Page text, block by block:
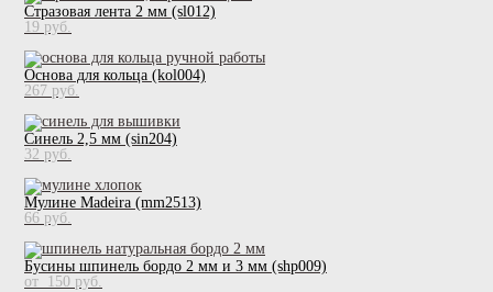
Стразовая лента 2 мм (sl012)
19 pуб.
Основа для кольца (kol004)
267 pуб.
Синель 2,5 мм (sin204)
32 pуб.
Мулине Madeira (mm2513)
66 pуб.
Бусины шпинель бордо 2 мм и 3 мм (shp009)
от 150 pуб.